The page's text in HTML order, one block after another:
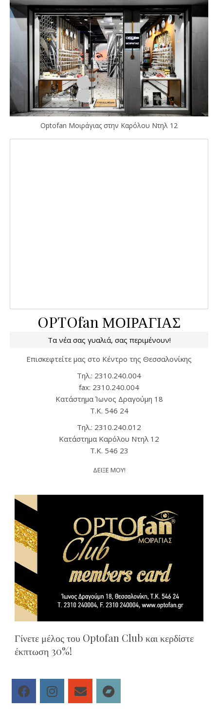
Optofan Μοιράγιας στην Καρόλου Ντηλ 12
OPTOfan ΜΟΙΡΑΓΙΑΣ
Τα νέα σας γυαλιά, σας περιμένουν!
Επισκεφτείτε μας στο Κέντρο της Θεσσαλονίκης
Tηλ.: 2310.240.004
fax: 2310.240.004
Kατάστημα Ίωνος Δραγούμη 18
T.K. 546 24
Τηλ.: 2310.240.012
Κατάστημα Καρόλου Ντηλ 12
T.K. 546 23
ΔΕΙΞΕ ΜΟΥ!
Γίνετε μέλος του Optofan Club και κερδίστε
έκπτωση 30%!